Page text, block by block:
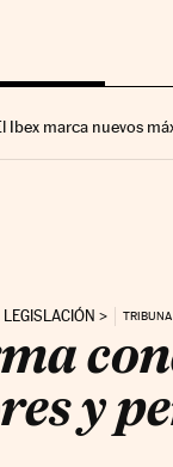
Ibex marca nuevos
LEGISLACIÓN TRIBUNA
y